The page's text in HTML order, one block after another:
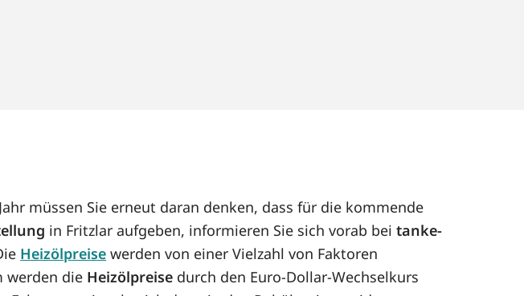
müssen Sie erneut daran denken, dass für die kommende
in Fritzlar aufgeben, informieren Sie sich vorab beitanke-
Heizölpreise werden von einer Vielzahl von Faktoren
werden die Heizölpreise durch den Euro-Dollar-Wechselkurs